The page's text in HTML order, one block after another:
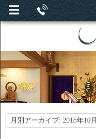
月別アーカイブ: 2018年10月